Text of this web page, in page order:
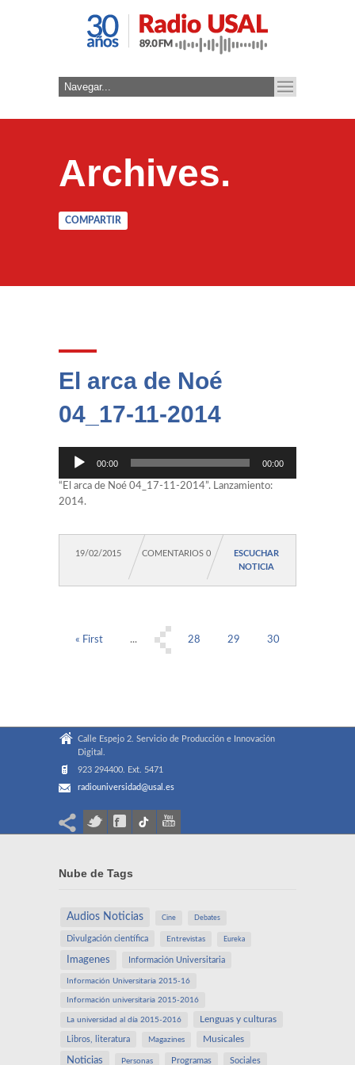
Archives.
COMPARTIR
El arca de Noé
04_17-11-2014
Reproductor
audio
00:00 00:00
“El arca de Noé 04_17-11-2014”. Lanzamiento:
2014.
19/02/2015 COMENTARIOS 0
ESCUCHAR
NOTICIA
« First ... 28 29 30
Calle Espejo 2. Servicio de Producción e Innovación
Digital.
923 294400. Ext. 5471
radiouniversidad@usal.es
Nube de Tags
Audios Noticias Cine Debates
Divulgación científica Entrevistas Eureka
Imagenes Información Universitaria
Información Universitaria 2015-16
Información universitaria 2015-2016
La universidad al día 2015-2016 Lenguas y culturas
Libros, literatura Magazines Musicales
Noticias Personas Programas Sociales